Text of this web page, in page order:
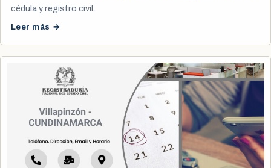
cédula y registro civil.
Leer más →